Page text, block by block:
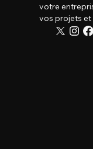
votre
vos projets